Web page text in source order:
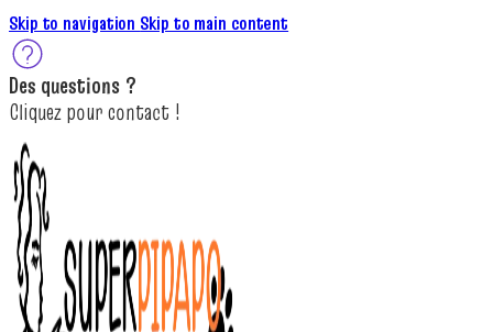
Skip to navigation Skip to main content
Des questions ?
Cliquez pourcontact !